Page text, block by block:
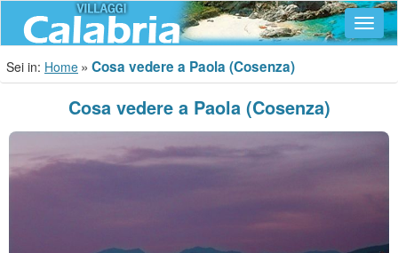
Sei in: Home Cosa vedere a Paola (Cosenza)
Cosa vedere a Paola (Cosenza)